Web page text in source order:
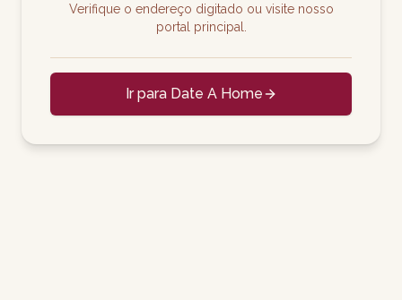
Verifique o endereço digitado ou visite nosso
portal principal.
Ir para Date A Home